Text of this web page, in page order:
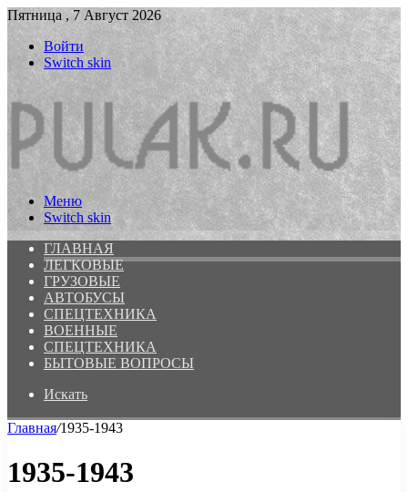
Пятница , 7 Август 2026
Войти
Switch skin
Меню
Switch skin
ГЛАВНАЯ
ЛЕГКОВЫЕ
ГРУЗОВЫЕ
АВТОБУСЫ
СПЕЦТЕХНИКА
ВОЕННЫЕ
СПЕЦТЕХНИКА
БЫТОВЫЕ ВОПРОСЫ
Искать
Главная/1935-1943
1935-1943